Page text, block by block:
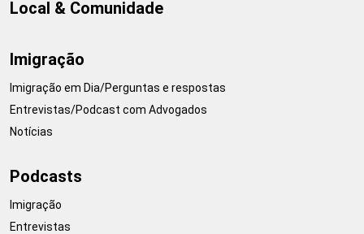
Local & Comunidade
Imigração
Imigração em Dia/Perguntas e respostas
Entrevistas/Podcast com Advogados
Notícias
Podcasts
Imigração
Entrevistas